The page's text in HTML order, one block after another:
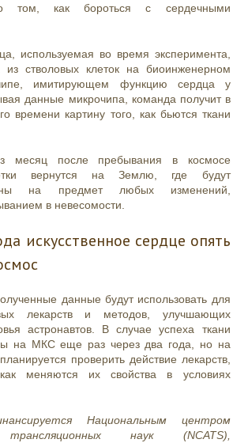
том, как бороться с сердечными
используемая во время эксперимента,
стволовых клеток на биоинженерном
имитирующем функцию сердца у
данные микрочипа, команда получит в
времени картину того, как бьются ткани
месяц после пребывания в космосе
вернутся на Землю, где будут
на предмет любых изменений,
в невесомости.
искусственное сердце опять
данные будут использовать для
лекарств и методов, улучшающих
астронавтов. В случае успеха ткани
на МКС еще раз через два года, но на
проверить действие лекарств,
меняются их свойства в условиях
Национальным центром
наук (NCATS),